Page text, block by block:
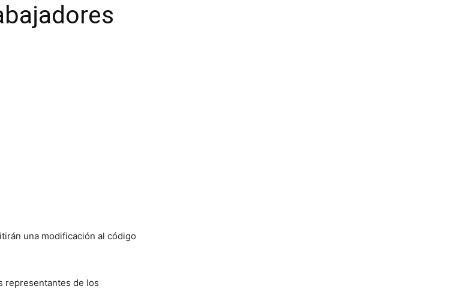
una modificación al código
representantes de los